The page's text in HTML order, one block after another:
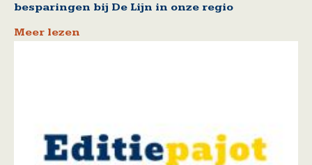
besparingen bij De Lijn in onze regio
Meer lezen